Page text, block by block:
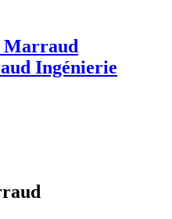
Marraud
Ingénierie